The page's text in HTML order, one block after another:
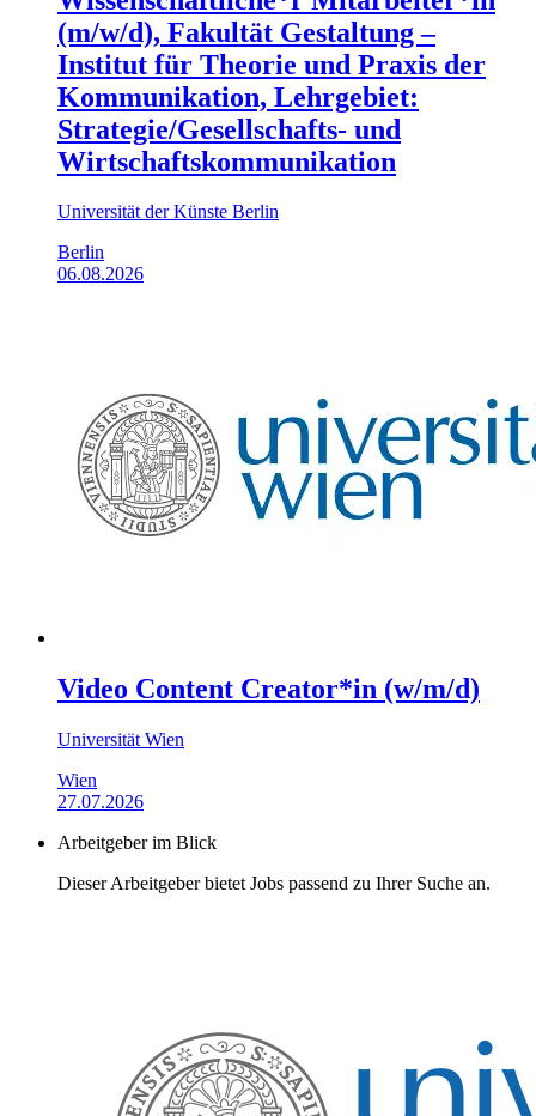
(m/w/d), Fakultät Gestaltung –
Institut für Theorie und Praxis der
Kommunikation, Lehrgebiet:
Strategie/Gesellschafts- und
Wirtschaftskommunikation
Universität der Künste Berlin
Berlin
06.08.2026
Video Content Creator*in (w/m/d)
Universität Wien
Wien
27.07.2026
Arbeitgeber im Blick
Dieser Arbeitgeber bietet Jobs passend zu Ihrer Suche an.